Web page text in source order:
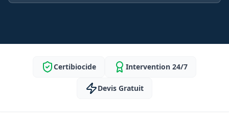
Certibiocide Intervention 24/7
Devis Gratuit